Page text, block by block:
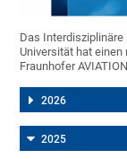
Das
Universität hat
Fraunhofer
2026
2025